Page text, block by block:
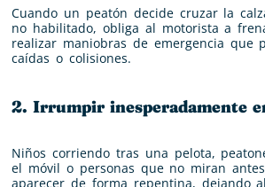
Cuando un peatón decide cruzar la
no habilitado, obliga al motorista a
realizar maniobras de emergencia que
caídas o colisiones.
2. Irrumpir inesperadamente
Niños corriendo tras una pelota,
el móvil o personas que no miran
aparecer de forma repentina, dejando